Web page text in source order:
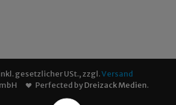
gesetzlicher USt., zzgl.Versand
Perfected byDreizack Medien.